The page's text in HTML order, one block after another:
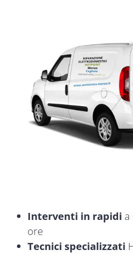
Interventi in rapidi a
ore
Tecnici specializzati